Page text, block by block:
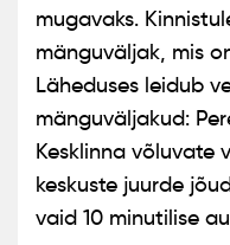
mugavaks.
mänguväljak, mis
Läheduses leidub
mänguväljakud:
Kesklinna võluvate
keskuste juurde
vaid 10 minutilise